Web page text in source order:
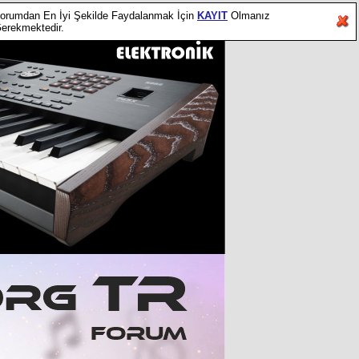
En İyi Şekilde Faydalanmak İçin KAYIT Olmanız